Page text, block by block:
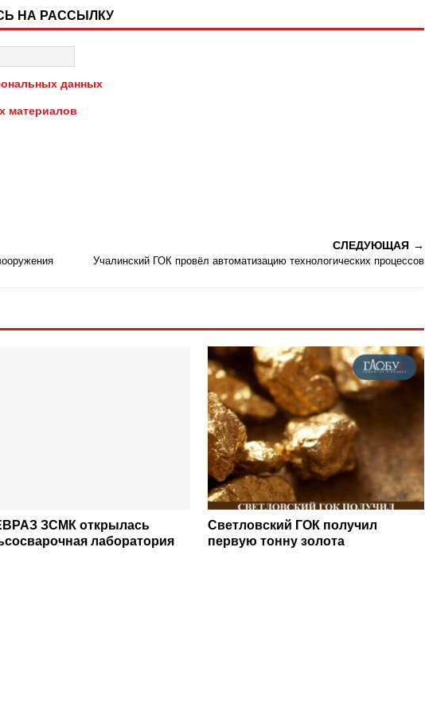
НА РАССЫЛКУ
данных
материалов
СЛЕДУЮЩАЯ
Учалинский ГОК провёл автоматизацию технологических процессов
ЗСМК открылась
лаборатория
Светловский ГОК получил
первую тонну золота